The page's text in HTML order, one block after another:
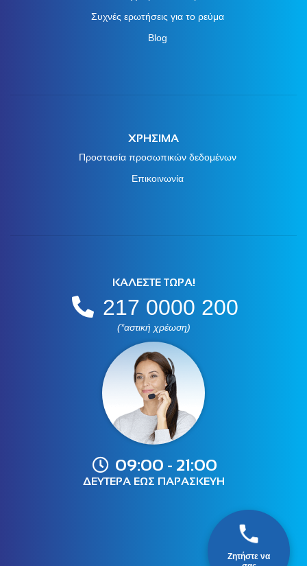
Ζητήστε να
Συχνές ερωτήσεις για το ρεύμα
Blog
ΧΡΗΣΙΜΑ
Προστασία προσωπικών δεδομένων
Επικοινωνία
ΚΑΛΕΣΤΕ ΤΩΡΑ!
217 0000 200
(*αστική χρέωση)
09:00 - 21:00
ΔΕΥΤΕΡΑ ΕΩΣ ΠΑΡΑΣΚΕΥΗ